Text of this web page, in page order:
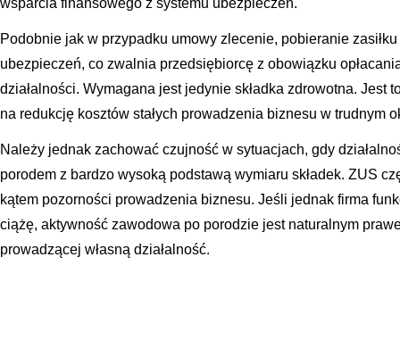
wsparcia finansowego z systemu ubezpieczeń.
Podobnie jak w przypadku umowy zlecenie, pobieranie
ubezpieczeń, co zwalnia przedsiębiorcę z obowiązku
działalności. Wymagana jest jedynie składka zdrowotna. Jest
na redukcję kosztów stałych prowadzenia biznesu w trudnym
Należy jednak zachować czujność w sytuacjach, gdy
porodem z bardzo wysoką podstawą wymiaru składek. ZUS
kątem pozorności prowadzenia biznesu. Jeśli jednak firma
ciążę, aktywność zawodowa po porodzie jest naturalnym
prowadzącej własną działalność.